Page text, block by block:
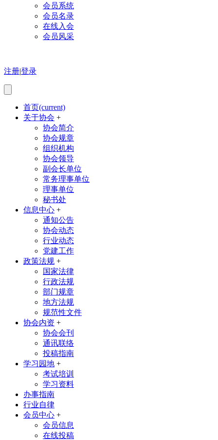
会员系统
会员名录
在线入会
会员风采
注册|登录
首页(current)
关于协会 +
协会简介
协会规章
组织机构
协会领导
副会长单位
常务理事单位
理事单位
秘书处
信息中心 +
通知公告
协会动态
行业动态
党建工作
政策法规 +
国家法律
行政法规
部门规章
地方法规
规范性文件
协会内资 +
协会会刊
通讯联络
投稿指南
学习园地 +
考试培训
学习资料
办事指南
行业自律
会员中心 +
会员信息
在线投稿